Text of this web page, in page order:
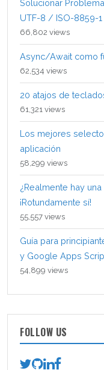
Solucionar
UTF-8 / ISO-8859-1
66,802 views
Async/Await como
62,534 views
20 atajos de
61,321 views
Los mejores
aplicación
58,299 views
¿Realmente hay
¡Rotundamente sí!
55,557 views
Guía para
y Google Apps
54,899 views
FOLLOW US